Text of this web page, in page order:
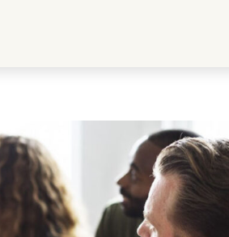
darüber wirklich